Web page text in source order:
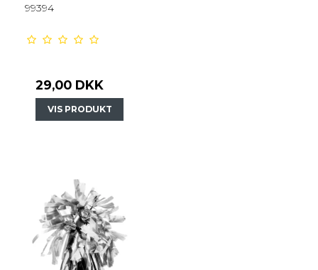
99394
29,00 DKK
VIS PRODUKT